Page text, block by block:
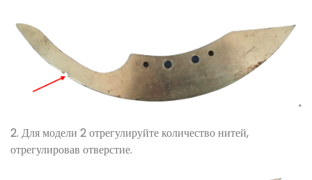
2. Для модели 2 отрегулируйте количество нитей,
отрегулировав отверстие.